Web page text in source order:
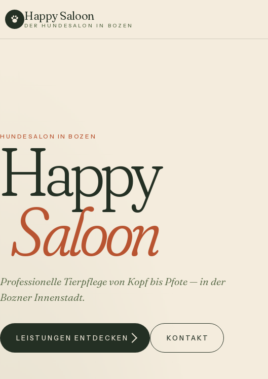
Happy Saloon
DER HUNDESALON IN BOZEN
HUNDESALON IN BOZEN
Happy
Saloon
Professionelle Tierpflege von Kopf bis Pfote — in der
Bozner Innenstadt.
LEISTUNGEN ENTDECKEN KONTAKT